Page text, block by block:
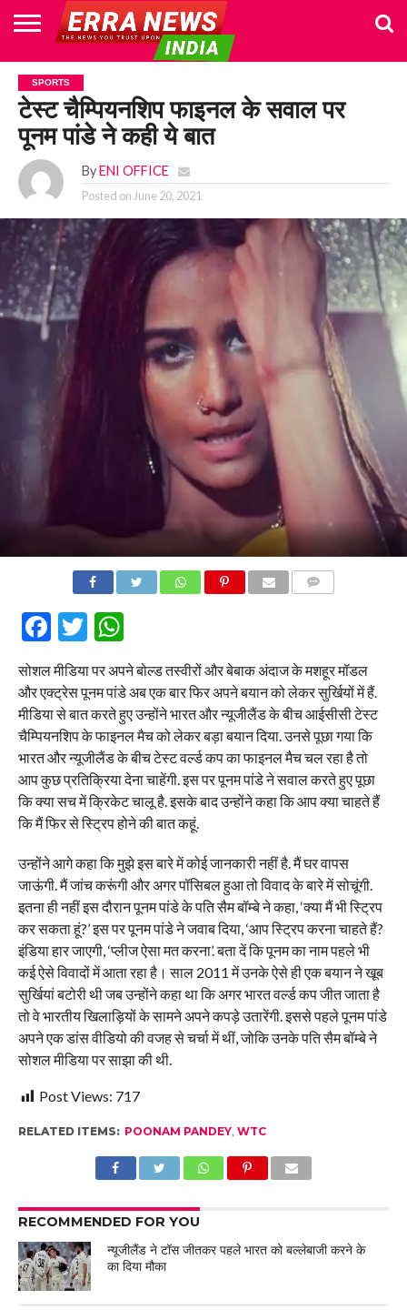
HOME
POLITICS
NEWS
BUSINESS
CULTURE
NATIONAL
SPORTS
LIFESTYLE
TRAVEL
OPINION
BREAKING
NEWS
ENTERTAINMENT
WORLD
CRIME
JOIN
US
SPORTS
टेस्ट चैम्पियनशिप फाइनल के सवाल पर
पूनम पांडे ने कही ये बात
By ENI OFFICE
Posted on June 20, 2021
Facebook
Twitter
WhatsApp
सोशल मीडिया पर अपने बोल्ड तस्वीरों और बेबाक अंदाज के मशहूर मॉडल
और एक्ट्रेस पूनम पांडे अब एक बार फिर अपने बयान को लेकर सुर्खियों में हैं.
मीडिया से बात करते हुए उन्होंने भारत और न्यूजीलैंड के बीच आईसीसी टेस्ट
चैम्पियनशिप के फाइनल मैच को लेकर बड़ा बयान दिया. उनसे पूछा गया कि
भारत और न्यूजीलैंड के बीच टेस्ट वर्ल्ड कप का फाइनल मैच चल रहा है तो
आप कुछ प्रतिक्रिया देना चाहेंगी. इस पर पूनम पांडे ने सवाल करते हुए पूछा
कि क्या सच में क्रिकेट चालू है. इसके बाद उन्होंने कहा कि आप क्या चाहते हैं
कि मैं फिर से स्ट्रिप होने की बात कहूं.
उन्होंने आगे कहा कि मुझे इस बारे में कोई जानकारी नहीं है. मैं घर वापस
जाऊंगी. मैं जांच करूंगी और अगर पॉसिबल हुआ तो विवाद के बारे में सोचूंगी.
इतना ही नहीं इस दौरान पूनम पांडे के पति सैम बॉम्बे ने कहा, ‘क्या मैं भी स्ट्रिप
कर सकता हूं?’ इस पर पूनम पांडे ने जवाब दिया, ‘आप स्ट्रिप करना चाहते हैं?
इंडिया हार जाएगी, ‘प्लीज ऐसा मत करना’. बता दें कि पूनम का नाम पहले भी
कई ऐसे विवादों में आता रहा है। साल 2011 में उनके ऐसे ही एक बयान ने खूब
सुर्खियां बटोरी थी जब उन्होंने कहा था कि अगर भारत वर्ल्ड कप जीत जाता है
तो वे भारतीय खिलाड़ियों के सामने अपने कपड़े उतारेंगी. इससे पहले पूनम पांडे
अपने एक डांस वीडियो की वजह से चर्चा में थीं, जोकि उनके पति सैम बॉम्बे ने
सोशल मीडिया पर साझा की थी.
Post Views: 717
RELATED ITEMS: POONAM PANDEY, WTC
RECOMMENDED FOR YOU
न्यूजीलैंड ने टॉस जीतकर पहले भारत को बल्लेबाजी करने के
का दिया मौका